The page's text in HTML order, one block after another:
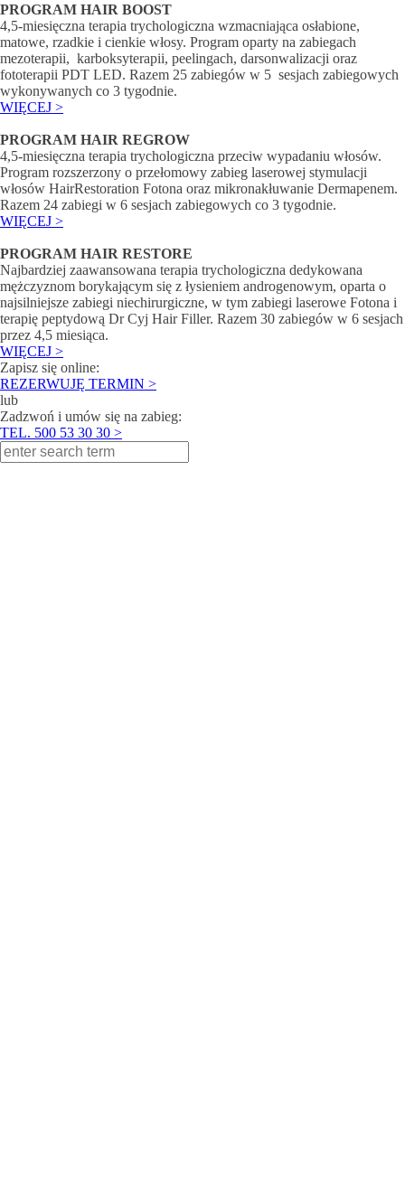
PROGRAM HAIR BOOST
4,5-miesięczna terapia trychologiczna wzmacniająca osłabione,
matowe, rzadkie i cienkie włosy. Program oparty na zabiegach
mezoterapii, karboksyterapii, peelingach, darsonwalizacji oraz
fototerapii PDT LED. Razem 25 zabiegów w 5 sesjach zabiegowych
wykonywanych co 3 tygodnie.
WIĘCEJ >
PROGRAM HAIR REGROW
4,5-miesięczna terapia trychologiczna przeciw wypadaniu włosów.
Program rozszerzony o przełomowy zabieg laserowej stymulacji
włosów HairRestoration Fotona oraz mikronakłuwanie Dermapenem.
Razem 24 zabiegi w 6 sesjach zabiegowych co 3 tygodnie.
WIĘCEJ >
PROGRAM HAIR RESTORE
Najbardziej zaawansowana terapia trychologiczna dedykowana
mężczyznom borykającym się z łysieniem androgenowym, oparta o
najsilniejsze zabiegi niechirurgiczne, w tym zabiegi laserowe Fotona i
terapię peptydową Dr Cyj Hair Filler. Razem 30 zabiegów w 6 sesjach
przez 4,5 miesiąca.
WIĘCEJ >
Zapisz się online:
REZERWUJĘ TERMIN >
lub
Zadzwoń i umów się na zabieg:
TEL. 500 53 30 30 >